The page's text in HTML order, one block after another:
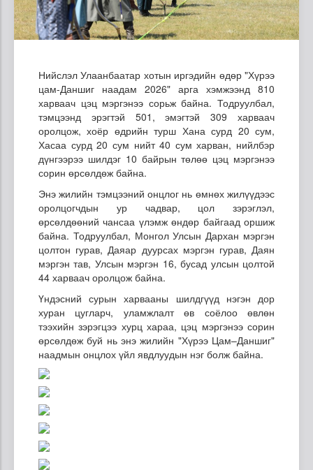
Нийслэл Улаанбаатар хотын иргэдийн өдөр "Хүрээ
цам-Даншиг наадам 2026" арга хэмжээнд 810
харваач цэц мэргэнээ сорьж байна. Тодруулбал,
тэмцээнд эрэгтэй 501, эмэгтэй 309 харваач
оролцож, хоёр өдрийн турш Хана сурд 20 сум,
Хасаа сурд 20 сум нийт 40 сум харван, нийлбэр
дүнгээрээ шилдэг 10 байрын төлөө цэц мэргэнээ
сорин өрсөлдөж байна.
Энэ жилийн тэмцээний онцлог нь өмнөх жилүүдээс
оролцогчдын ур чадвар, цол зэрэглэл,
өрсөлдөөний чансаа үлэмж өндөр байгаад оршиж
байна. Тодруулбал, Монгол Улсын Дархан мэргэн
цолтон гурав, Даяар дуурсах мэргэн гурав, Даян
мэргэн тав, Улсын мэргэн 16, бусад улсын цолтой
44 харваач оролцож байна.
Үндэсний сурын харвааны шилдгүүд нэгэн дор
хуран цугларч, уламжлалт өв соёлоо өвлөн
тээхийн зэрэгцээ хурц хараа, цэц мэргэнээ сорин
өрсөлдөж буй нь энэ жилийн "Хүрээ Цам–Даншиг"
наадмын онцлох үйл явдлуудын нэг болж байна.